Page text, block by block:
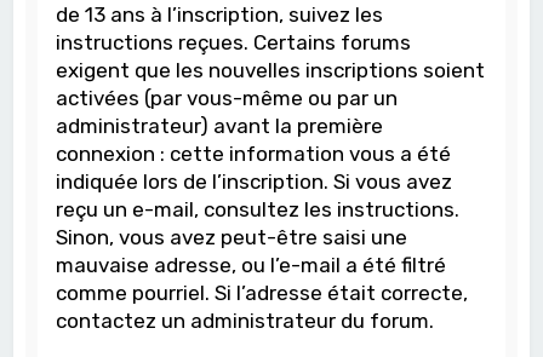
de 13 ans à l’inscription, suivez les
instructions reçues. Certains forums
exigent que les nouvelles inscriptions soient
activées (par vous-même ou par un
administrateur) avant la première
connexion : cette information vous a été
indiquée lors de l’inscription. Si vous avez
reçu un e-mail, consultez les instructions.
Sinon, vous avez peut-être saisi une
mauvaise adresse, ou l’e-mail a été filtré
comme pourriel. Si l’adresse était correcte,
contactez un administrateur du forum.